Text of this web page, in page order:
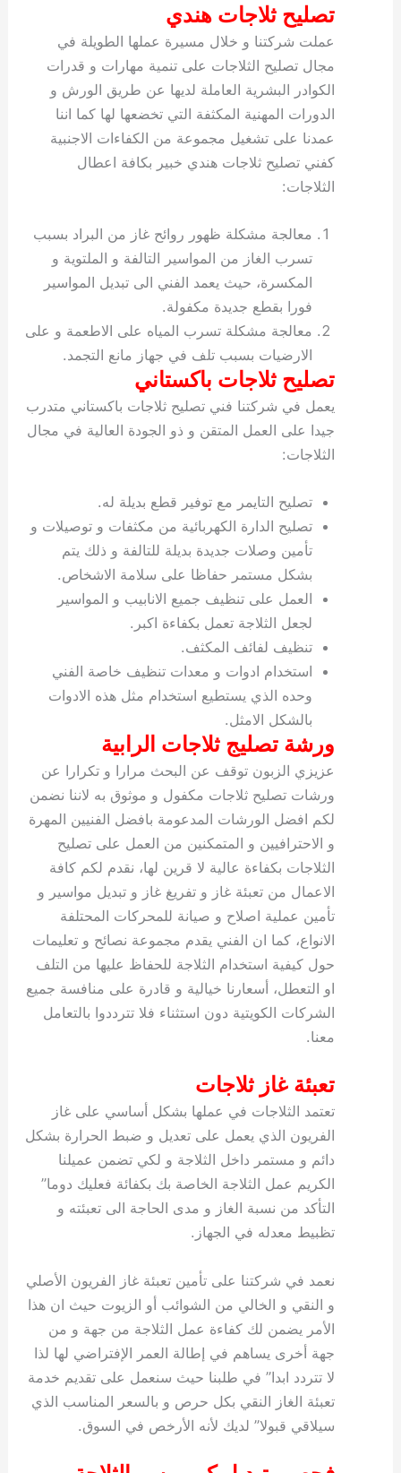
تصليح ثلاجات هندي
عملت شركتنا و خلال مسيرة عملها الطويلة في
مجال تصليح الثلاجات على تنمية مهارات و قدرات
الكوادر البشرية العاملة لديها عن طريق الورش و
الدورات المهنية المكثفة التي تخضعها لها كما اننا
عمدنا على تشغيل مجموعة من الكفاءات الاجنبية
كفني تصليح ثلاجات هندي خبير بكافة اعطال
الثلاجات:
معالجة مشكلة ظهور روائح غاز من البراد بسبب
تسرب الغاز من المواسير التالفة و الملتوية و
المكسرة، حيث يعمد الفني الى تبديل المواسير
فورا بقطع جديدة مكفولة.
معالجة مشكلة تسرب المياه على الاطعمة و على
الارضيات بسبب تلف في جهاز مانع التجمد.
تصليح ثلاجات باكستاني
يعمل في شركتنا فني تصليح ثلاجات باكستاني متدرب
جيدا على العمل المتقن و ذو الجودة العالية في مجال
الثلاجات:
تصليح التايمر مع توفير قطع بديلة له.
تصليح الدارة الكهربائية من مكثفات و توصيلات و
تأمين وصلات جديدة بديلة للتالفة و ذلك يتم
بشكل مستمر حفاظا على سلامة الاشخاص.
العمل على تنظيف جميع الانابيب و المواسير
لجعل الثلاجة تعمل بكفاءة اكبر.
تنظيف لفائف المكثف.
استخدام ادوات و معدات تنظيف خاصة الفني
وحده الذي يستطيع استخدام مثل هذه الادوات
بالشكل الامثل.
ورشة تصليج ثلاجات الرابية
عزيزي الزبون توقف عن البحث مرارا و تكرارا عن
ورشات تصليح ثلاجات مكفول و موثوق به لاننا نضمن
لكم افضل الورشات المدعومة بافضل الفنيين المهرة
و الاحترافيين و المتمكنين من العمل على تصليح
الثلاجات بكفاءة عالية لا قرين لها، نقدم لكم كافة
الاعمال من تعبئة غاز و تفريغ غاز و تبديل مواسير و
تأمين عملية اصلاح و صيانة للمحركات المحتلفة
الانواع، كما ان الفني يقدم مجموعة نصائح و تعليمات
حول كيفية استخدام الثلاجة للحفاظ عليها من التلف
او التعطل، أسعارنا خيالية و قادرة على منافسة جميع
الشركات الكويتية دون استثناء فلا تترددوا بالتعامل
معنا.
تعبئة غاز ثلاجات
تعتمد الثلاجات في عملها بشكل أساسي على غاز
الفريون الذي يعمل على تعديل و ضبط الحرارة بشكل
دائم و مستمر داخل الثلاجة و لكي تضمن عميلنا
الكريم عمل الثلاجة الخاصة بك بكفائة فعليك دوما”
التأكد من نسبة الغاز و مدى الحاجة الى تعبئته و
تظبيط معدله في الجهاز.
نعمد في شركتنا على تأمين تعبئة غاز الفريون الأصلي
و النقي و الخالي من الشوائب أو الزيوت حيث ان هذا
الأمر يضمن لك كفاءة عمل الثلاجة من جهة و من
جهة أخرى يساهم في إطالة العمر الإفتراضي لها لذا
لا تتردد ابدا” في طلبنا حيث سنعمل على تقديم خدمة
تعبئة الغاز النقي بكل حرص و بالسعر المناسب الذي
سيلاقي قبولا” لديك لأنه الأرخص في السوق.